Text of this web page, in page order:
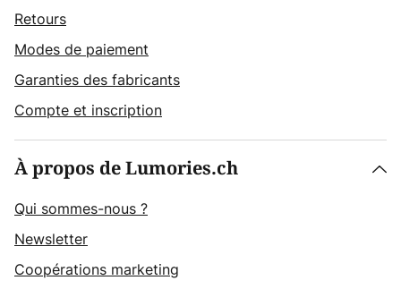
Retours
Modes de paiement
Garanties des fabricants
Compte et inscription
À propos de Lumories.ch
Qui sommes-nous ?
Newsletter
Coopérations marketing